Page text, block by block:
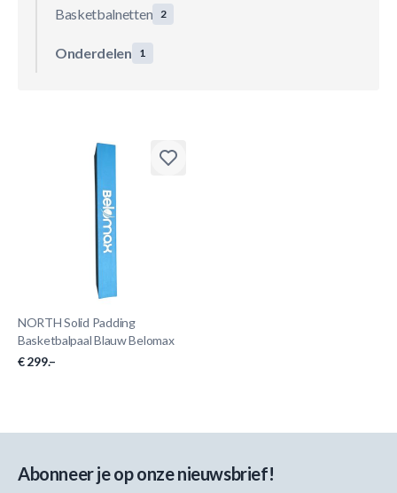
Basketbalnetten 2
Onderdelen 1
NORTH Solid Padding
Basketbalpaal Blauw Belomax
€ 299.–
Abonneer je op onze nieuwsbrief!